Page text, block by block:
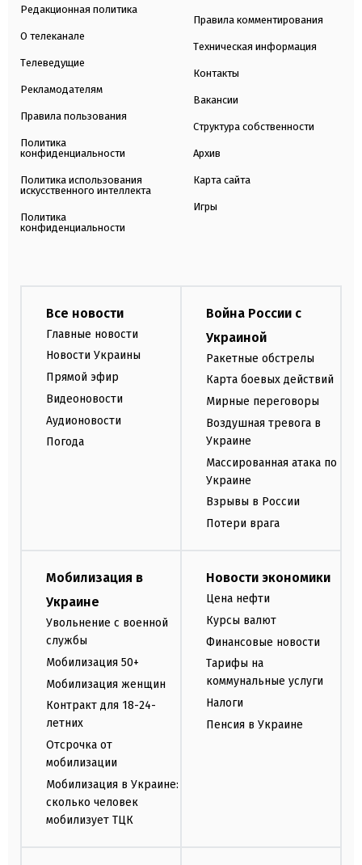
Редакционная политика
О телеканале
Телеведущие
Рекламодателям
Правила пользования
Политика
конфиденциальности
Политика использования
искусственного интеллекта
Политика
конфиденциальности
Правила комментирования
Техническая информация
Контакты
Вакансии
Структура собственности
Архив
Карта сайта
Игры
Все новости
Главные новости
Новости Украины
Прямой эфир
Видеоновости
Аудионовости
Погода
Война России с
Украиной
Ракетные обстрелы
Карта боевых действий
Мирные переговоры
Воздушная тревога в
Украине
Массированная атака по
Украине
Взрывы в России
Потери врага
Мобилизация в
Украине
Увольнение с военной
службы
Мобилизация 50+
Мобилизация женщин
Контракт для 18-24-
летних
Отсрочка от
мобилизации
Мобилизация в Украине:
сколько человек
мобилизует ТЦК
Новости экономики
Цена нефти
Курсы валют
Финансовые новости
Тарифы на
коммунальные услуги
Налоги
Пенсия в Украине